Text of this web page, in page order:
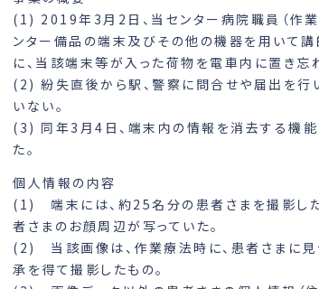
(1) 2019年3月2日、当センター病院職員（作業
ンター備品の端末及びその他の機器を用いて講
に、当該端末等が入った荷物を電車内に置き忘
(2) 紛失直後から駅、警察に問合せや届出を行
いない。
(3) 同年3月4日、端末内の情報を消去する機能
た。
個人情報の内容
(1) 端末には、約25名分の患者さまを撮影し
者さまのお顔周辺が写っていた。
(2) 当該画像は、作業療法時に、患者さまに見
承を得て撮影したもの。